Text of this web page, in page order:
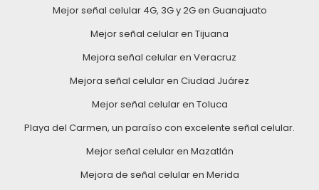
Mejor señal celular 4G, 3G y 2G en Guanajuato
Mejor señal celular en Tijuana
Mejora señal celular en Veracruz
Mejora señal celular en Ciudad Juárez
Mejor señal celular en Toluca
Playa del Carmen, un paraíso con excelente señal celular.
Mejor señal celular en Mazatlán
Mejora de señal celular en Merida